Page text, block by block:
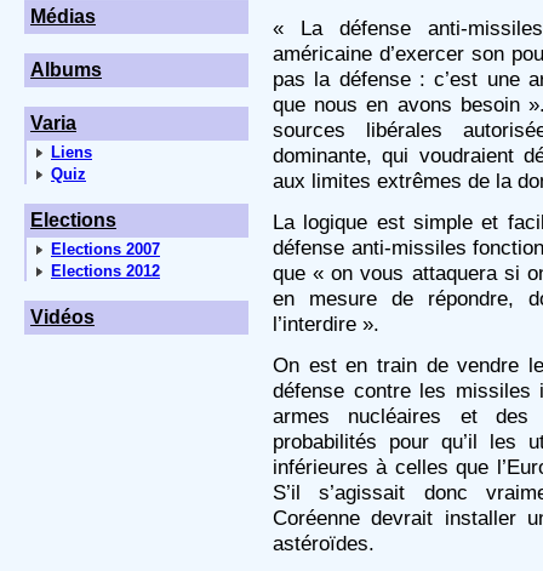
Médias
Albums
Varia
Liens
Quiz
Elections
Elections 2007
Elections 2012
Vidéos
« La défense anti-
américaine d’exercer son
pas la défense : c’est une
que nous en avons besoin
sources libérales
dominante, qui voudraient
aux limites extrêmes de la
La logique est simple et
défense anti-missiles
que « on vous attaquera si
en mesure de répondre,
l’interdire ».
On est en train de vendre
défense contre les missiles
armes nucléaires et
probabilités pour qu’il les
inférieures à celles que
S’il s’agissait donc
Coréenne devrait installer
astéroïdes.